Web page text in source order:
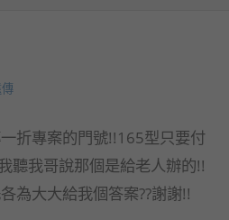
折專案的門號!!165型只要付
聽我哥說那個是給老人辦的!!
為大大給我個答案??謝謝!!